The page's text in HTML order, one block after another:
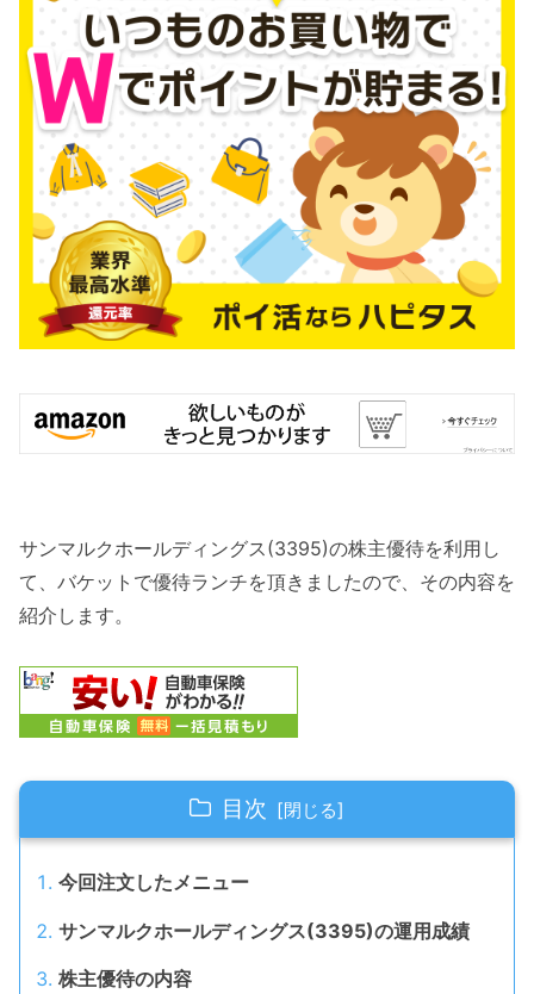
サンマルクホールディングス(3395)の株主優待を利用し
て、バケットで優待ランチを頂きましたので、その内容を
紹介します。
目次
今回注文したメニュー
サンマルクホールディングス(3395)の運用成績
株主優待の内容